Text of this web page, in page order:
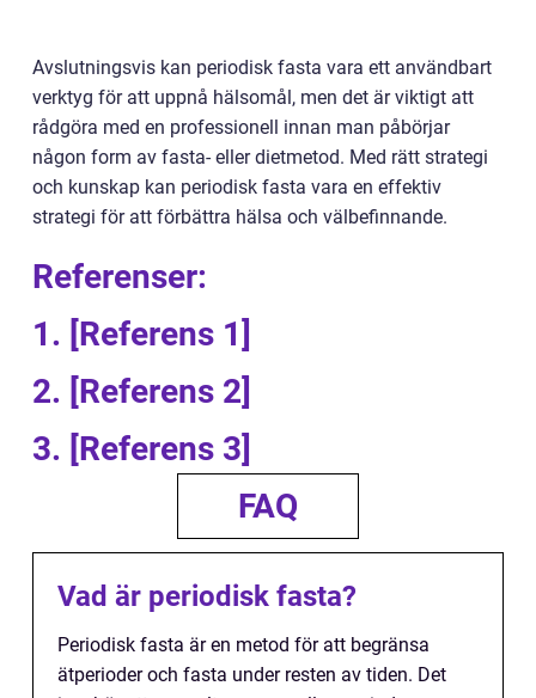
Avslutningsvis kan periodisk fasta vara ett användbart
verktyg för att uppnå hälsomål, men det är viktigt att
rådgöra med en professionell innan man påbörjar
någon form av fasta- eller dietmetod. Med rätt strategi
och kunskap kan periodisk fasta vara en effektiv
strategi för att förbättra hälsa och välbefinnande.
Referenser:
1. [Referens 1]
2. [Referens 2]
3. [Referens 3]
FAQ
Vad är periodisk fasta?
Periodisk fasta är en metod för att begränsa
ätperioder och fasta under resten av tiden. Det